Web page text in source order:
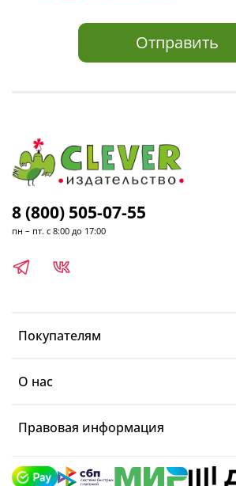
Отправить
Покупателям
О нас
Правовая информация
8 (800) 505-07-55
пн – пт. с 8:00 до 17:00 сб -